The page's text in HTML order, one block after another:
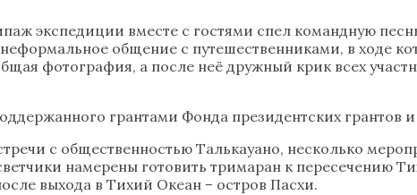
экспедиции вместе с гостями спел командную
общение с путешественниками, в ходе
фотография, а после неё дружный крик всех
грантами Фонда президентских
с общественностью Талькауано, несколько
намерены готовить тримаран к пересечению
выхода в Тихий Океан – остров Пасхи.